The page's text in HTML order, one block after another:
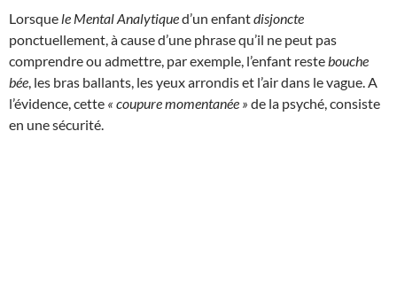
Lorsque le Mental Analytiqued’un enfantdisjoncte
ponctuellement, à cause d’une phrase qu’il ne peut pas
comprendre ou admettre, par exemple, l’enfant reste bouche
bée , les bras ballants, les yeux arrondis et l’air dans le vague. A
l’évidence, cette « coupure momentanée » de la psyché, consiste
en une sécurité.